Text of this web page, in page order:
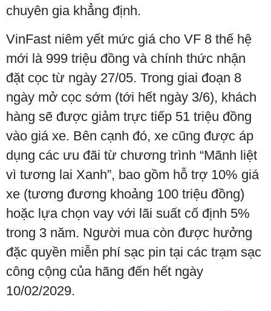
chuyên gia khẳng định.
VinFast niêm yết mức giá cho VF 8 thế hệ
mới là 999 triệu đồng và chính thức nhận
đặt cọc từ ngày 27/05. Trong giai đoạn 8
ngày mở cọc sớm (tới hết ngày 3/6), khách
hàng sẽ được giảm trực tiếp 51 triệu đồng
vào giá xe. Bên cạnh đó, xe cũng được áp
dụng các ưu đãi từ chương trình “Mãnh liệt
vì tương lai Xanh”, bao gồm hỗ trợ 10% giá
xe (tương đương khoảng 100 triệu đồng)
hoặc lựa chọn vay với lãi suất cố định 5%
trong 3 năm. Người mua còn được hưởng
đặc quyền miễn phí sạc pin tại các trạm sạc
công cộng của hãng đến hết ngày
10/02/2029.